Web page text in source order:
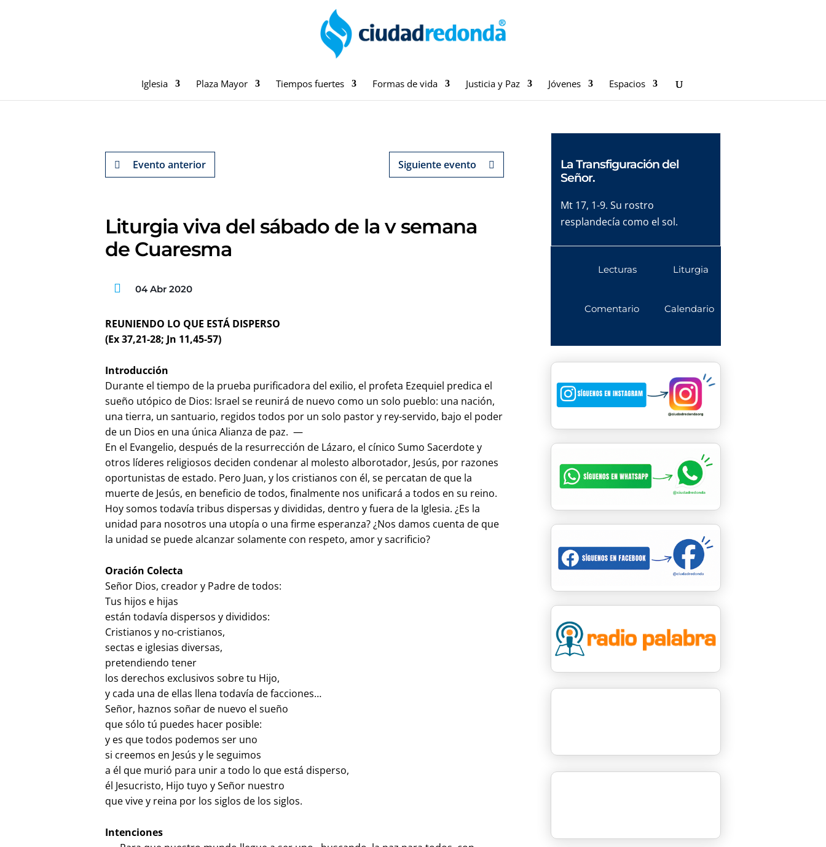
Iglesia Plaza Mayor Tiempos fuertes Formas de vida Justicia y Paz Jóvenes Espacios
Evento anterior Siguiente evento
Liturgia viva del sábado de la v semana
de Cuaresma
04 Abr 2020
REUNIENDO LO QUE ESTÁ DISPERSO
(Ex 37,21-28; Jn 11,45-57)
Introducción
Durante el tiempo de la prueba purificadora del exilio, el profeta Ezequiel predica el
sueño utópico de Dios: Israel se reunirá de nuevo como un solo pueblo: una nación,
una tierra, un santuario, regidos todos por un solo pastor y rey-servido, bajo el poder
de un Dios en una única Alianza de paz. —
En el Evangelio, después de la resurrección de Lázaro, el cínico Sumo Sacerdote y
otros líderes religiosos deciden condenar al molesto alborotador, Jesús, por razones
oportunistas de estado. Pero Juan, y los cristianos con él, se percatan de que la
muerte de Jesús, en beneficio de todos, finalmente nos unificará a todos en su reino.
Hoy somos todavía tribus dispersas y divididas, dentro y fuera de la Iglesia. ¿Es la
unidad para nosotros una utopía o una firme esperanza? ¿Nos damos cuenta de que
la unidad se puede alcanzar solamente con respeto, amor y sacrificio?
Oración Colecta
Señor Dios, creador y Padre de todos:
Tus hijos e hijas
están todavía dispersos y divididos:
Cristianos y no-cristianos,
sectas e iglesias diversas,
pretendiendo tener
los derechos exclusivos sobre tu Hijo,
y cada una de ellas llena todavía de facciones…
Señor, haznos soñar de nuevo el sueño
que sólo tú puedes hacer posible:
y es que todos podemos ser uno
si creemos en Jesús y le seguimos
a él que murió para unir a todo lo que está disperso,
él Jesucristo, Hijo tuyo y Señor nuestro
que vive y reina por los siglos de los siglos.
Intenciones
La Transfiguración del
Señor.
Mt 17, 1-9. Su rostro
resplandecía como el sol.
Lecturas
Comentario
Liturgia
Calendario